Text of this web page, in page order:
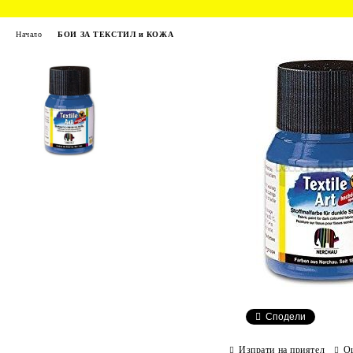
Начало БОИ ЗА ТЕКСТИЛ и КОЖА
Сподели
Изпрати на приятел